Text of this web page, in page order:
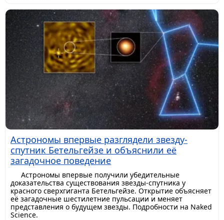
Астрономы впервые разглядели звезду-
спутник Бетельгейзе и объяснили её
загадочное поведение
Астрономы впервые получили убедительные
доказательства существования звезды-спутника у
красного сверхгиганта Бетельгейзе. Открытие объясняет
её загадочные шестилетние пульсации и меняет
представления о будущем звезды. Подробности на Naked
Science.